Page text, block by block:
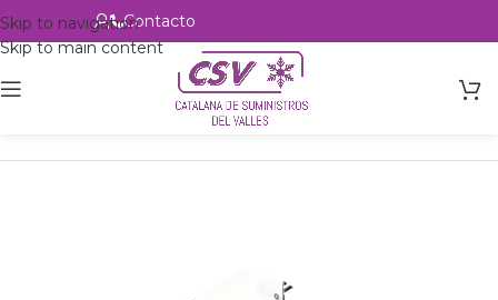
Skip to navigation
Skip to main content
Contacto
Intercambio Evaporadores Aire Forzado